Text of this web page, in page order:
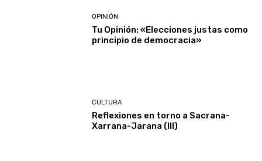
OPINIÓN
Tu Opinión: «Elecciones justas como
principio de democracia»
CULTURA
Reflexiones en torno a Sacrana-
Xarrana-Jarana (III)